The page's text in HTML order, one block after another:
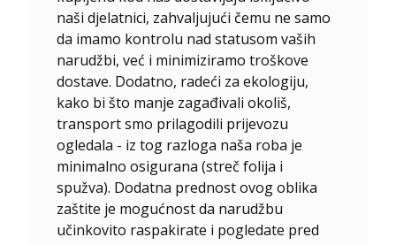
naši djelatnici, zahvaljujući čemu ne samo
da imamo kontrolu nad statusom vaših
narudžbi, već i minimiziramo troškove
dostave. Dodatno, radeći za ekologiju,
kako bi što manje zagađivali okoliš,
transport smo prilagodili prijevozu
ogledala - iz tog razloga naša roba je
minimalno osigurana (streč folija i
spužva). Dodatna prednost ovog oblika
zaštite je mogućnost da narudžbu
učinkovito raspakirate i pogledate pred